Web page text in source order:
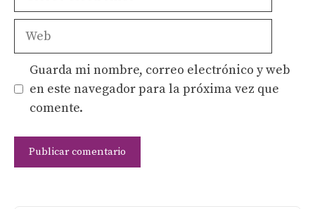
Web
Guarda mi nombre, correo electrónico y web
en este navegador para la próxima vez que
comente.